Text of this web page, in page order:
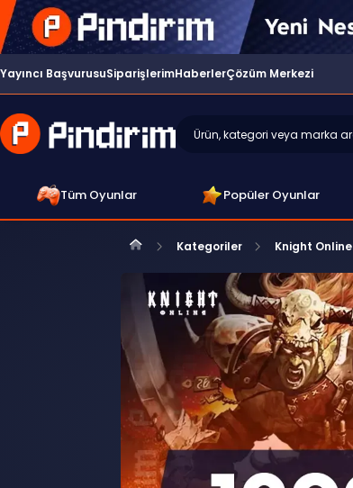
Yayıncı BaşvurusuSiparişlerimHaberlerÇözüm Merkezi
Tüm Oyunlar Popüler Oyunlar
Kategoriler Knight Online